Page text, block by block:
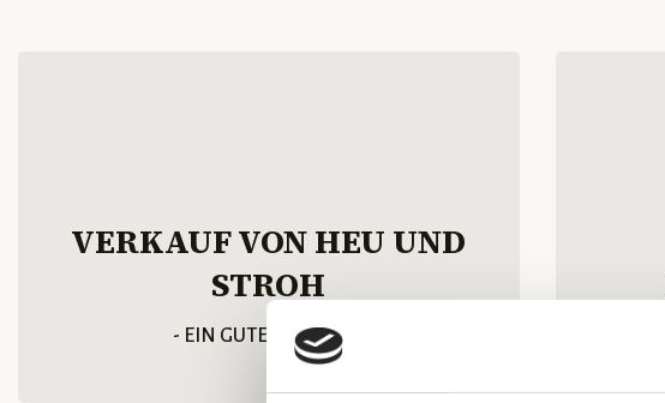
VERKAUF VON HEU UND
STROH
- EIN GUTER HANDEL